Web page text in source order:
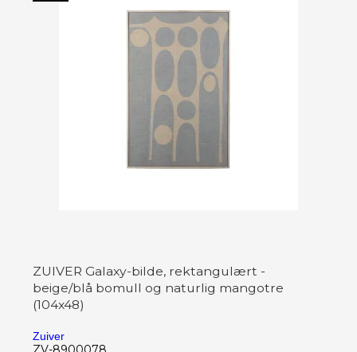
ZUIVER Galaxy-bilde, rektangulært -
beige/blå bomull og naturlig mangotre
(104x48)
Zuiver